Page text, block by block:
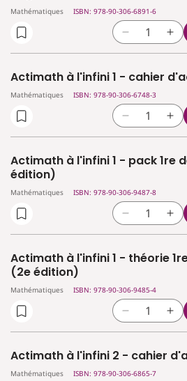
1&amp;2
6/4
-
Cahier
-
Mathématiques ISBN: 978-90-306-6891-6
Réduire
la
de
Actimath
l&#39;infini
-
référentiel
théorie
degré
la
de
à
-
Actimath à l'infini 1 - cahier
Mathématiques ISBN: 978-90-306-6748-3
Réduire
la
de
à
l&#39;infini
1
-
cahier
la
de
1
-
Actimath à l'infini 1 - pack 1re
édition)
Mathématiques ISBN: 978-90-306-9487-8
Réduire
la
de
à
l&#39;infini
1
-
pack
la
de
1
-
Actimath à l'infini 1 - théorie
(2e édition)
Mathématiques ISBN: 978-90-306-9485-4
Réduire
la
de
Actimath
la
de
Actimath à l'infini 2 - cahier
Mathématiques ISBN: 978-90-306-6865-7